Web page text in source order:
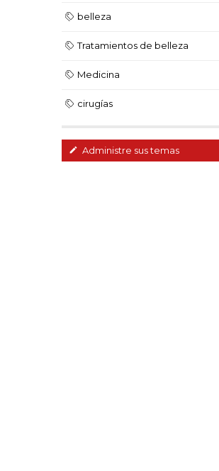
belleza
Tratamientos de belleza
Medicina
cirugías
Administre sus temas